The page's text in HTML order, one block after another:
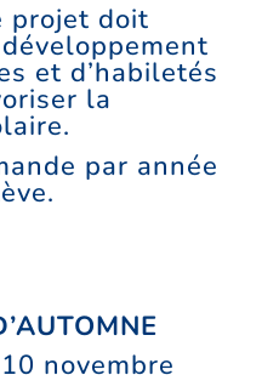
projet doit
et d’habiletés
la
par année
novembre